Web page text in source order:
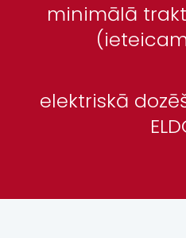
minimālā
elektriskā